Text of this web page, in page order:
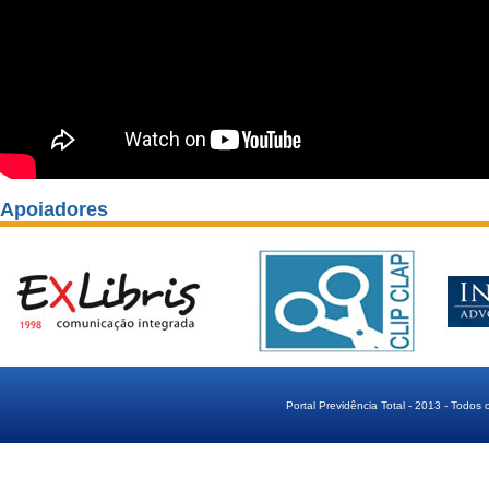
Apoiadores
Portal Previdência Total - 2013 - Todos